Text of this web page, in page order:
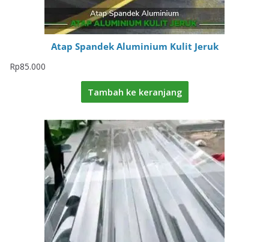
Atap Spandek Aluminium Kulit Jeruk
Rp85.000
Tambah ke keranjang